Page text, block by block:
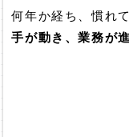
何年か経ち、慣れ
手が動き、業務が